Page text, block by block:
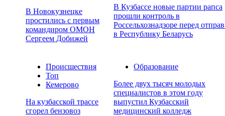
В Новокузнецке
простились с первым
командиром ОМОН
Сергеем Добижей
В Кузбассе новые партии рапса
прошли контроль в
Россельхознадзоре перед
в Республику Беларусь
Происшествия
Топ
Кемерово
На кузбасской трассе
сгорел бензовоз
Образование
Более двух тысяч молодых
специалистов в этом году
выпустил Кузбасский
медицинский колледж